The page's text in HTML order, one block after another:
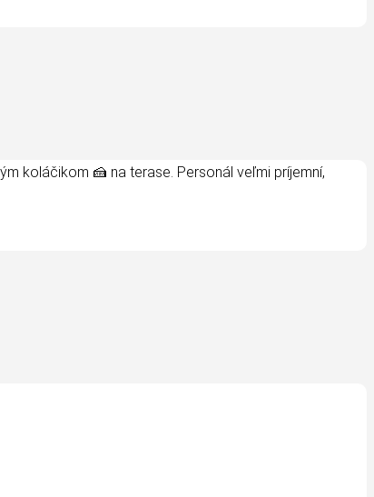
koláčikom 🍰 na terase. Personál veľmi príjemní,